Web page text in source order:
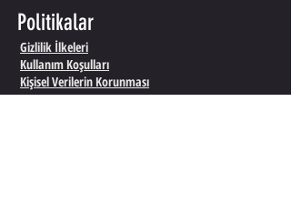
Politikalar
Gizlilik İlkeleri
Kullanım Koşulları
Kişisel Verilerin Korunması